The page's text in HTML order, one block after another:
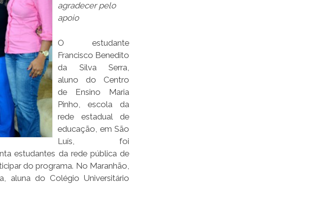
agradecer pelo
apoio
O estudante
Francisco Benedito
da Silva Serra,
aluno do Centro
de Ensino Maria
Pinho, escola da
rede estadual de
educação, em São
Luís, foi
estudantes da rede pública de
do programa. No Maranhão,
aluna do Colégio Universitário